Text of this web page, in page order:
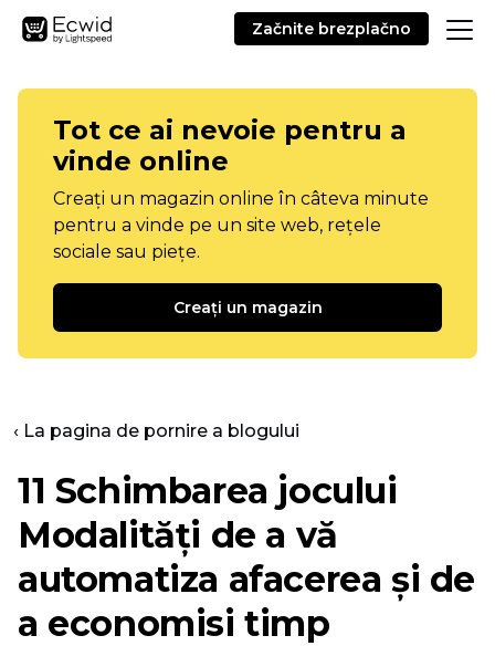
Začnite brezplačno
Tot ce ai nevoie pentru a
vinde online
Creați un magazin online în câteva minute
pentru a vinde pe un site web, rețele
sociale sau piețe.
Creați un magazin
‹ La pagina de pornire a blogului
11 Schimbarea jocului
Modalități de a vă
automatiza afacerea și de
a economisi timp